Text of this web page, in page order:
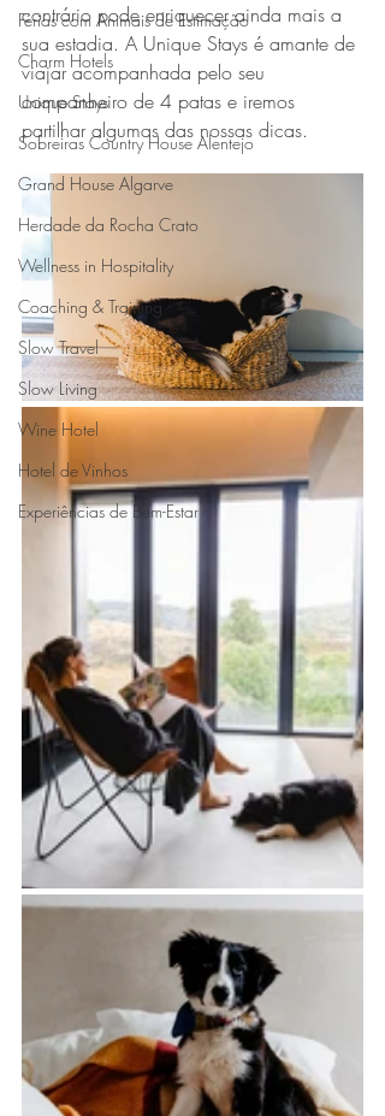
Férias com Animais de Estimação
Charm Hotels
Unique Stays
Sobreiras Country House Alentejo
Grand House Algarve
Herdade da Rocha Crato
Wellness in Hospitality
Coaching & Training
Slow Travel
Slow Living
Wine Hotel
Hotel de Vinhos
Experiências de Bem-Estar
contrário pode enriquecer ainda mais a
sua estadia. A Unique Stays é amante de
viajar acompanhada pelo seu
companheiro de 4 patas e iremos
partilhar algumas das nossas dicas.